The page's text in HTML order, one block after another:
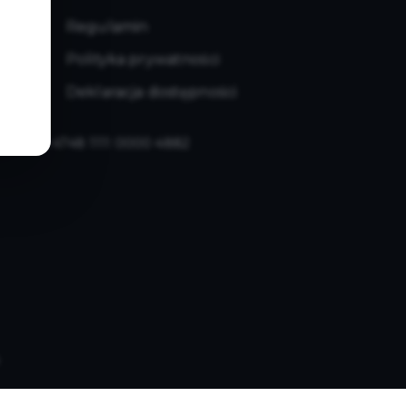
Regulamin
Polityka prywatności
Deklaracja dostępności
1240 4748 1111 0000 4882